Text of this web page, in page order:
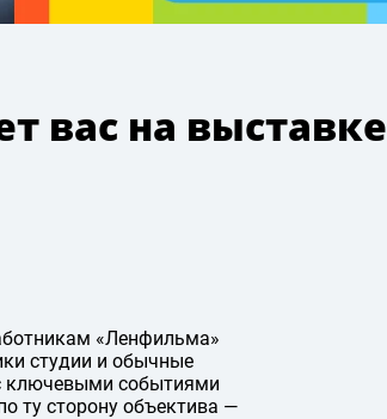
вас на выставке
«Ленфильма»
студии и обычные
ключевыми событиями
ту сторону объектива —